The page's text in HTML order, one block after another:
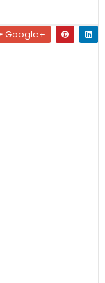
Google+